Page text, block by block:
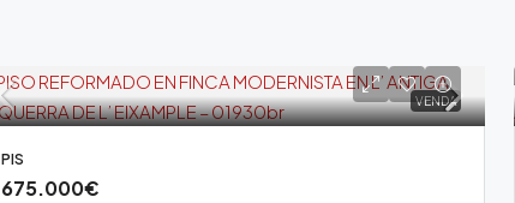
VENDA
PIS
675.000€